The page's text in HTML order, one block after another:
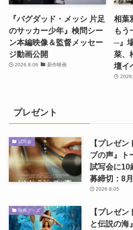
『バグダッド・メッシ 片足
のサッカー少年』検問シー
ン本編映像＆監督メッセー
ジ動画公開
2026.8.06 新作映画
相葉
もう
─』
菜、
壇イ
プレゼント
試写会
【プレゼ
ブの声』ト
試写会に
募締切：8月
2026.8.05
映画グッズ
【プレゼ
と伝説の海